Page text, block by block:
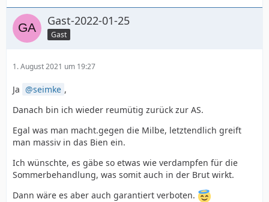
Gast-2022-01-25
Gast
1. August 2021 um 19:27
Ja seimke ,
Danach bin ich wieder reumütig zurück zur AS.
Egal was man macht.gegen die Milbe, letztendlich greift
man massiv in das Bien ein.
Ich wünschte, es gäbe so etwas wie verdampfen für die
Sommerbehandlung, was somit auch in der Brut wirkt.
Dann wäre es aber auch garantiert verboten.